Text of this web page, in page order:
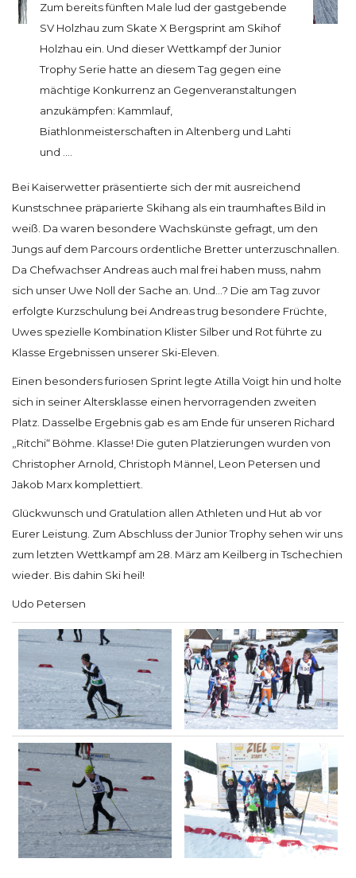
Zum bereits fünften Male lud der gastgebende
SV Holzhau zum Skate X Bergsprint am Skihof
Holzhau ein. Und dieser Wettkampf der Junior
Trophy Serie hatte an diesem Tag gegen eine
mächtige Konkurrenz an Gegenveranstaltungen
anzukämpfen: Kammlauf,
Biathlonmeisterschaften in Altenberg und Lahti
und ….
Bei Kaiserwetter präsentierte sich der mit ausreichend
Kunstschnee präparierte Skihang als ein traumhaftes Bild in
weiß. Da waren besondere Wachskünste gefragt, um den
Jungs auf dem Parcours ordentliche Bretter unterzuschnallen.
Da Chefwachser Andreas auch mal frei haben muss, nahm
sich unser Uwe Noll der Sache an. Und...? Die am Tag zuvor
erfolgte Kurzschulung bei Andreas trug besondere Früchte,
Uwes spezielle Kombination Klister Silber und Rot führte zu
Klasse Ergebnissen unserer Ski-Eleven.
Einen besonders furiosen Sprint legte Atilla Voigt hin und holte
sich in seiner Altersklasse einen hervorragenden zweiten
Platz. Dasselbe Ergebnis gab es am Ende für unseren Richard
„Ritchi“ Böhme. Klasse! Die guten Platzierungen wurden von
Christopher Arnold, Christoph Männel, Leon Petersen und
Jakob Marx komplettiert.
Glückwunsch und Gratulation allen Athleten und Hut ab vor
Eurer Leistung. Zum Abschluss der Junior Trophy sehen wir uns
zum letzten Wettkampf am 28. März am Keilberg in Tschechien
wieder. Bis dahin Ski heil!
Udo Petersen